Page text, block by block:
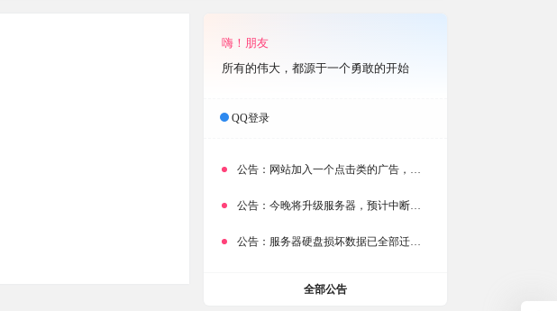
嗨！朋友
所有的伟大，都源于一个勇敢的开始
QQ登录
公告： 网站加入一个点击类的广告，大家点击下载按钮需要注意
公告： 今晚将升级服务器，预计中断时常为1分钟
公告： 服务器硬盘损坏数据已全部迁移备份，网站恢复完成！
全部公告